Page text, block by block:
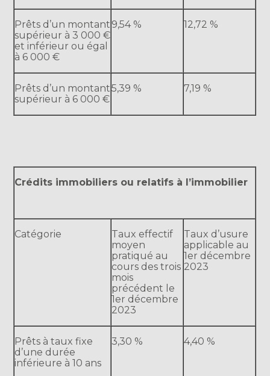
Prêts d’un montant
supérieur à 3 000 €
et inférieur ou égal
à 6 000 €
9,54 % 12,72 %
Prêts d’un montant
supérieur à 6 000 €
5,39 % 7,19 %
Crédits immobiliers ou relatifs à l’immobilier
Catégorie
Taux effectif
moyen
pratiqué au
cours des trois
mois
précédent le
1er décembre
2023
Taux d’usure
applicable au
1er décembre
2023
Prêts à taux fixe
d’une durée
inférieure à 10 ans
3,30 % 4,40 %